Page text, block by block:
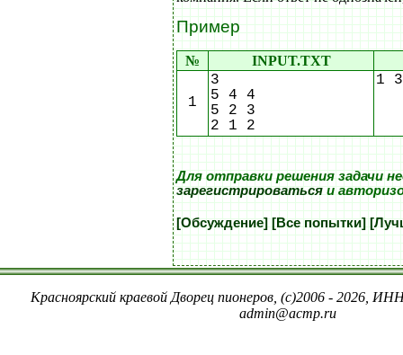
Пример
№ INPUT.TXT
1
3
5 4 4
5 2 3
2 1 2
1
Для отправки решения задачи
зарегистрироватьсяи
[Обсуждение] [Все попытки]
Красноярский краевой Дворец пионеров, (c)2006 - 2026,
admin@acmp.ru